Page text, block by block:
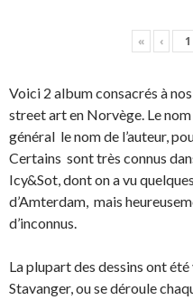
« ‹
Voici 2 album consacrés à
street art en Norvège. Le
général le nom de l’auteur,
Certains sont très connus
Icy&Sot, dont on a vu
d’Amterdam, mais
d’inconnus.
La plupart des dessins ont
Stavanger, ou se déroule